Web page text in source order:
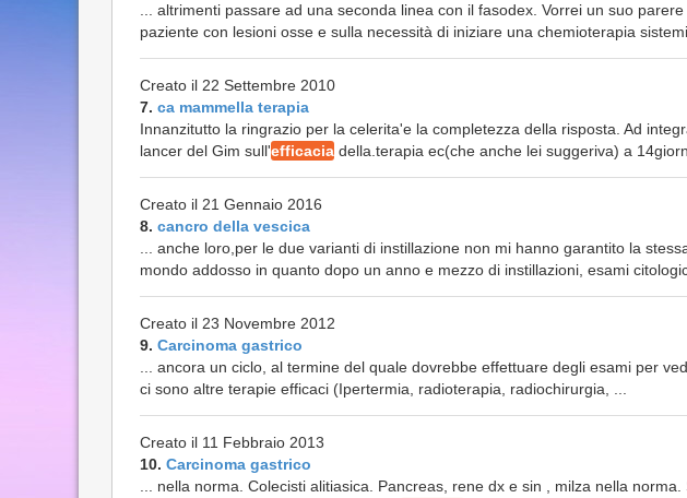
... altrimenti passare ad una seconda linea con il fasodex. Vorrei un suo parere
paziente con lesioni osse e sulla necessità di iniziare una chemioterapia
Creato il 22 Settembre 2010
7. ca mammella terapia
Innanzitutto la ringrazio per la celerita'e la completezza della risposta. Ad
lancer del Gim sull'efficacia della.terapia ec(che anche lei suggeriva) a
Creato il 21 Gennaio 2016
8. cancro della vescica
... anche loro,per le due varianti di instillazione non mi hanno garantito la
mondo addosso in quanto dopo un anno e mezzo di instillazioni, esami citologici
Creato il 23 Novembre 2012
9. Carcinoma gastrico
... ancora un ciclo, al termine del quale dovrebbe effettuare degli esami per
ci sono altre terapie efficaci (Ipertermia, radioterapia, radiochirurgia, ...
Creato il 11 Febbraio 2013
10. Carcinoma gastrico
... nella norma. Colecisti alitiasica. Pancreas, rene dx e sin , milza nella